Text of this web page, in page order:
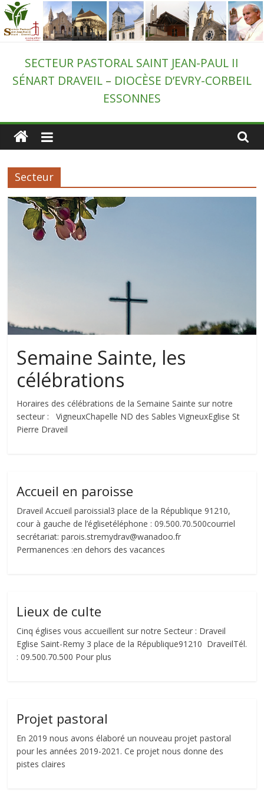
Passer
au
contenu
Secteur
pastoral
de
Draveil
–
St-
II
SECTEUR PASTORAL SAINT JEAN-PAUL II
SÉNART DRAVEIL– DIOCÈSE D’EVRY-CORBEIL
ESSONNES
Secteur
Semaine Sainte, les
célébrations
Horaires des célébrations de la Semaine Sainte sur notre
secteur : VigneuxChapelle ND des Sables VigneuxEglise St
Pierre Draveil
Accueil en paroisse
Draveil Accueil paroissial3 place de la République 91210,
cour à gauche de l’églisetéléphone : 09.500.70.500courriel
secrétariat: parois.stremydrav@wanadoo.fr
Permanences :en dehors des vacances
Lieux de culte
Cinq églises vous accueillent sur notre Secteur : Draveil
Eglise Saint-Remy 3 place de la République91210 DraveilTél.
: 09.500.70.500 Pour plus
Projet pastoral
En 2019 nous avons élaboré un nouveau projet pastoral
pour les années 2019-2021. Ce projet nous donne des
pistes claires